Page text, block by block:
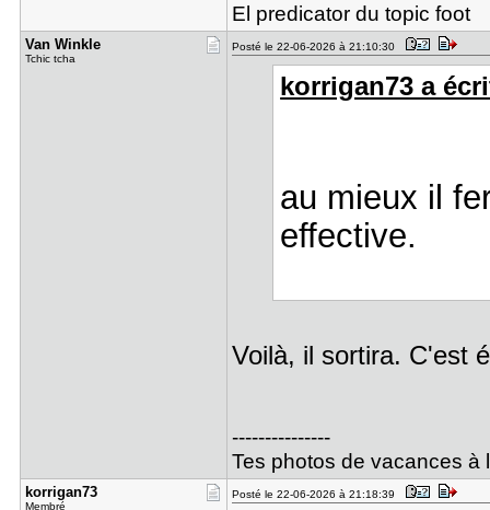
El predicator du topic foot
Van Winkle
Tchic tcha
Posté le 22-06-2026 à 21:10:30
korrigan73 a
au mieux il
effective.
Voilà, il sortira. C'est
---------------
Tes photos de vacances à
korrigan73
Membré
Posté le 22-06-2026 à 21:18:39